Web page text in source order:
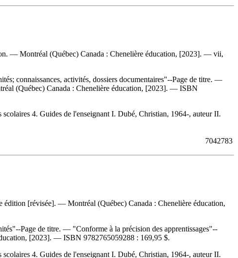
— Montréal (Québec) Canada : Chenelière éducation, [2023]. — vii,
connaissances, activités, dossiers documentaires"--Page de titre. —
(Québec) Canada : Chenelière éducation, [2023]. — ISBN
4. Guides de l'enseignant I. Dubé, Christian, 1964-, auteur II.
7042783
[révisée]. — Montréal (Québec) Canada : Chenelière éducation,
Page de titre. — "Conforme à la précision des apprentissages"--
[2023]. — ISBN 9782765059288 : 169,95 $.
4. Guides de l'enseignant I. Dubé, Christian, 1964-, auteur II.